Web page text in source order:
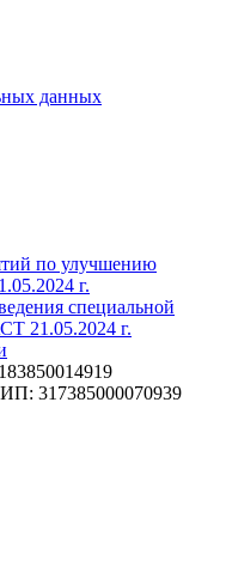
данных
по улучшению
г.
специальной
21.05.2024 г.
317385000070939